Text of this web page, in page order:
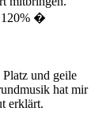
�
und geile
hat mir
erklärt.